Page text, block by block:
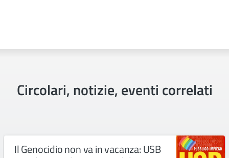
Circolari, notizie, eventi correlati
Il Genocidio non va in vacanza: USB